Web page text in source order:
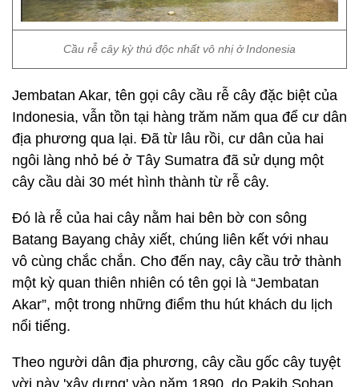
Cầu rễ cây kỳ thú độc nhất vô nhị ở Indonesia
Jembatan Akar, tên gọi cây cầu rễ cây đặc biệt của
Indonesia, vẫn tồn tại hàng trăm năm qua để cư dân
địa phương qua lại. Đã từ lâu rồi, cư dân của hai
ngôi làng nhỏ bé ở Tây Sumatra đã sử dụng một
cây cầu dài 30 mét hình thành từ rễ cây.
Đó là rễ của hai cây nằm hai bên bờ con sông
Batang Bayang chảy xiết, chúng liên kết với nhau
vô cùng chắc chắn. Cho đến nay, cây cầu trở thành
một kỳ quan thiên nhiên có tên gọi là “Jembatan
Akar”, một trong những điểm thu hút khách du lịch
nổi tiếng.
Theo người dân địa phương, cây cầu gốc cây tuyệt
vời này 'xây dựng' vào năm 1890, do Pakih Sohan,